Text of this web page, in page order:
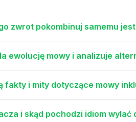
zwrot pokombinuj samemu
ewolucję mowy i analizuje
fakty i mity dotyczące mowy
i skąd pochodzi idiom wylać